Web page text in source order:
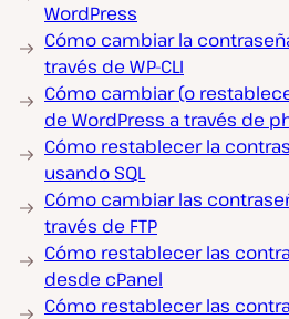
WordPress
Cómo cambiar la
través de WP-CLI
Cómo cambiar (o
de WordPress a través de
Cómo restablecer la
usando SQL
Cómo cambiar las
través de FTP
Cómo restablecer las
desde cPanel
Cómo restablecer las